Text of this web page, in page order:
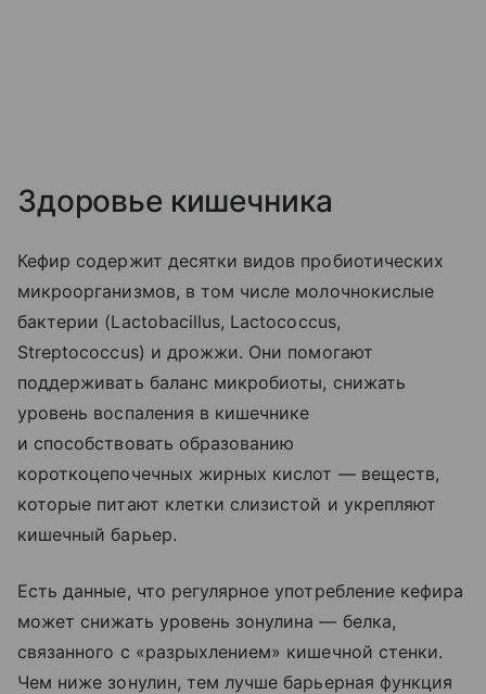
Здоровье кишечника
Кефир содержит десятки видов пробиотических
микроорганизмов, в том числе молочнокислые
бактерии (Lactobacillus, Lactococcus,
Streptococcus) и дрожжи. Они помогают
поддерживать баланс микробиоты, снижать
уровень воспаления в кишечнике
и способствовать образованию
короткоцепочечных жирных кислот — веществ,
которые питают клетки слизистой и укрепляют
кишечный барьер.
Есть данные, что регулярное употребление кефира
может снижать уровень зонулина — белка,
связанного с «разрыхлением» кишечной стенки.
Чем ниже зонулин, тем лучше барьерная функция